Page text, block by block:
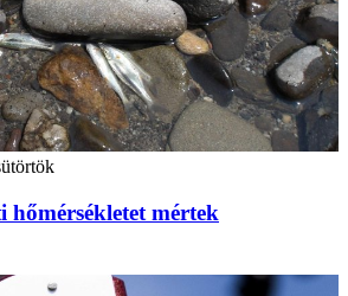
hőmérsékletet mértek